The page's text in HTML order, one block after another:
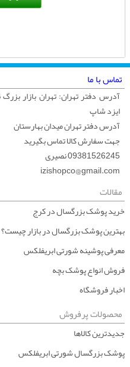
تماس با ما
آدرس دفتر تهران: تهران بازار
ایزد شاپ
آدرس دفتر تهران میدان بهارستان
جهت سفارش کالا تماس بگیرید
09381526245 نصیری
izishopco@gmail.com
مقالات
خرید پوشک بزرگسال در کرج
بهترین پوشک بزرگسال در بازار چیست؟
معرفی پوشینه شورتی ابریفلکس
فروش انواع پوشک بچه
اخبار فروشگاه
محصولات پرفروش
جدیدترین کالاها
پوشک بزرگسال شورتی ابریفلکس